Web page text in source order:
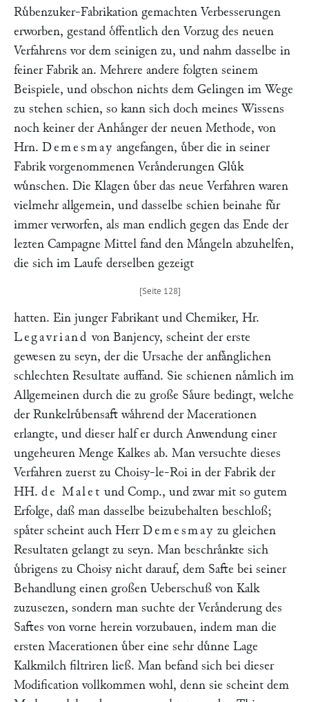
Ruͤbenzuker-Fabrikation gemachten Verbesserungen
erworben, gestand oͤffentlich den Vorzug des neuen
Verfahrens vor dem seinigen zu, und nahm dasselbe in
feiner Fabrik an. Mehrere andere folgten seinem
Beispiele, und obschon nichts dem Gelingen im Wege
zu stehen schien, so kann sich doch meines Wissens
noch keiner der Anhaͤnger der neuen Methode, von
Hrn. Demesmay angefangen, uͤber die in seiner
Fabrik vorgenommenen Veraͤnderungen Gluͤk
wuͤnschen. Die Klagen uͤber das neue Verfahren waren
vielmehr allgemein, und dasselbe schien beinahe fuͤr
immer verworfen, als man endlich gegen das Ende der
lezten Campagne Mittel fand den Maͤngeln abzuhelfen,
die sich im Laufe derselben gezeigt
hatten. Ein junger Fabrikant und Chemiker, Hr.
Legavriand von Banjency, scheint der erste
gewesen zu seyn, der die Ursache der anfaͤnglichen
schlechten Resultate auffand. Sie schienen naͤmlich im
Allgemeinen durch die zu große Saͤure bedingt, welche
der Runkelruͤbensaft waͤhrend der Macerationen
erlangte, und dieser half er durch Anwendung einer
ungeheuren Menge Kalkes ab. Man versuchte dieses
Verfahren zuerst zu Choisy-le-Roi in der Fabrik der
HH. de Malet und Comp., und zwar mit so gutem
Erfolge, daß man dasselbe beizubehalten beschloß;
spaͤter scheint auch Herr Demesmay zu gleichen
Resultaten gelangt zu seyn. Man beschraͤnkte sich
uͤbrigens zu Choisy nicht darauf, dem Safte bei seiner
Behandlung einen großen Ueberschuß von Kalk
zuzusezen, sondern man suchte der Veraͤnderung des
Saftes von vorne herein vorzubauen, indem man die
ersten Macerationen uͤber eine sehr duͤnne Lage
Kalkmilch filtriren ließ. Man befand sich bei dieser
Modification vollkommen wohl, denn sie scheint dem